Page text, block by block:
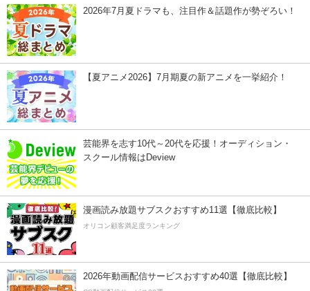
2026年7月夏ドラマも、注目作＆話題作が勢ぞろい！
【夏アニメ2026】7月期夏の新アニメを一挙紹介！
芸能界を志す10代～20代を応援！オーディション・
スクール情報はDeview
漫画読み放題サブスクおすすめ11選【徹底比較】
オリコン顧客満足度ランキング
2026年動画配信サービスおすすめ40選【徹底比較】